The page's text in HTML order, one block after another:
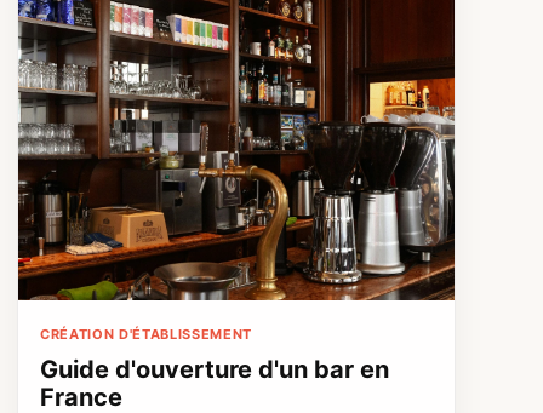
CRÉATION D'ÉTABLISSEMENT
Guide d'ouverture d'un bar en
France